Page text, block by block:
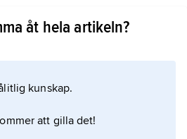
åt hela artikeln?
kunskap.
att gilla det!